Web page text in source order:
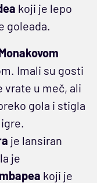
koji je lepo
goleada.
Imali su gosti
vrate u meč, ali
gola i stigla
je lansiran
je
koji je